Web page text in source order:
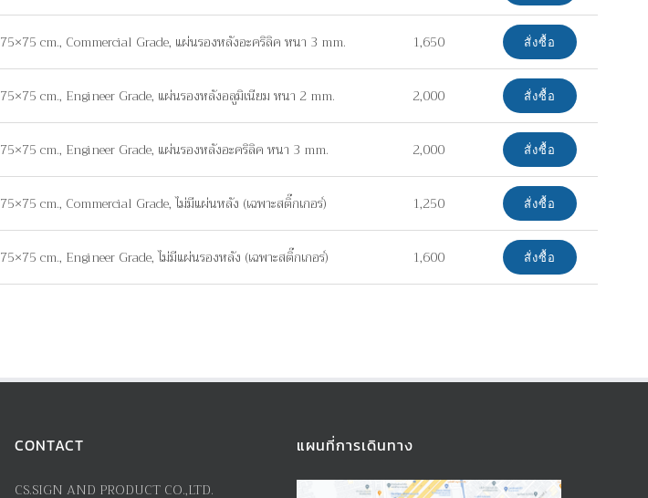
75×75 cm., Commercial Grade, แผ่นรองหลังอะคริลิค หนา 3 mm. 1,650 สั่งซื้อ
75×75 cm., Engineer Grade, แผ่นรองหลังอลูมิเนียม หนา 2 mm. 2,000 สั่งซื้อ
75×75 cm., Engineer Grade, แผ่นรองหลังอะคริลิค หนา 3 mm. 2,000 สั่งซื้อ
75×75 cm., Commercial Grade, ไม่มีแผ่นหลัง (เฉพาะสติ๊กเกอร์) 1,250 สั่งซื้อ
75×75 cm., Engineer Grade, ไม่มีแผ่นรองหลัง (เฉพาะสติ๊กเกอร์) 1,600 สั่งซื้อ
CONTACT
CS.SIGN AND PRODUCT CO.,LTD.
แผนที่การเดินทาง